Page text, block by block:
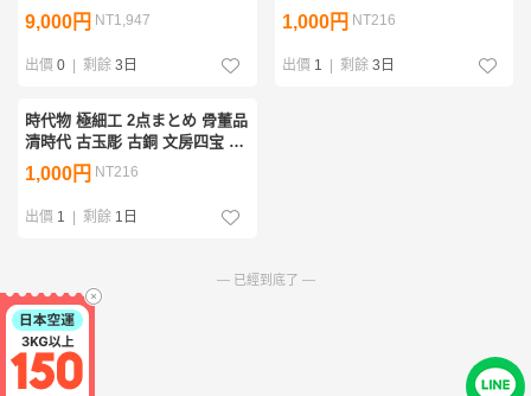
9,000円 NT1,947
出價 0 | 剩餘 3日
美術 古物保証（銅器 青銅器 仏
像 清朝 置物
1,000円 NT216
出價 1 | 剩餘 3日
時代物 極細工 2点まとめ 骨董品
清時代 古玉彫 古銅 文房四宝 書
道具 唐物 古置物 中国古玩 中国
古美術 古物保証 供箱）天然石
文房具 筆
1,000円 NT216
出價 1 | 剩餘 1日
— 已經到底了 —